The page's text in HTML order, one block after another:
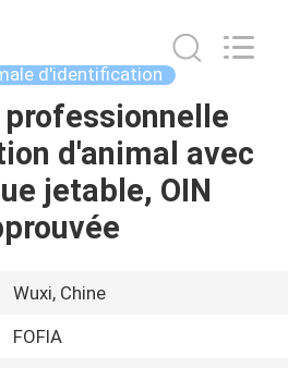
d'identification
d'animal avec
jetable, OIN
Wuxi, Chine
FOFIA